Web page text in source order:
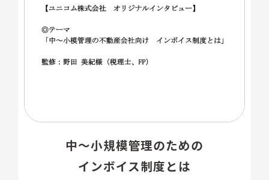
中～小規模管理のための
インボイス制度とは